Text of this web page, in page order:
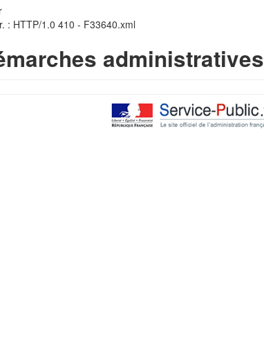
: HTTP/1.0 410 - F33640.xml
administratives